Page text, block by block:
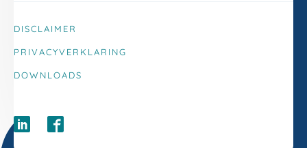
DISCLAIMER
PRIVACYVERKLARING
DOWNLOADS